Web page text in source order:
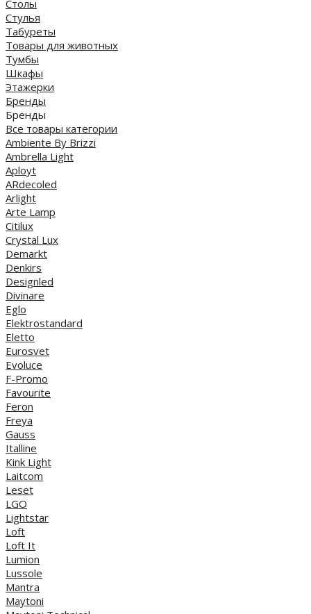
Столы
Стулья
Табуреты
Товары для животных
Тумбы
Шкафы
Этажерки
Бренды
Бренды
Все товары категории
Ambiente By Brizzi
Ambrella Light
Aployt
ARdecoled
Arlight
Arte Lamp
Citilux
Crystal Lux
Demarkt
Denkirs
Designled
Divinare
Eglo
Elektrostandard
Eletto
Eurosvet
Evoluce
F-Promo
Favourite
Feron
Freya
Gauss
Italline
Kink Light
Laitcom
Leset
LGO
Lightstar
Loft
Loft It
Lumion
Lussole
Mantra
Maytoni